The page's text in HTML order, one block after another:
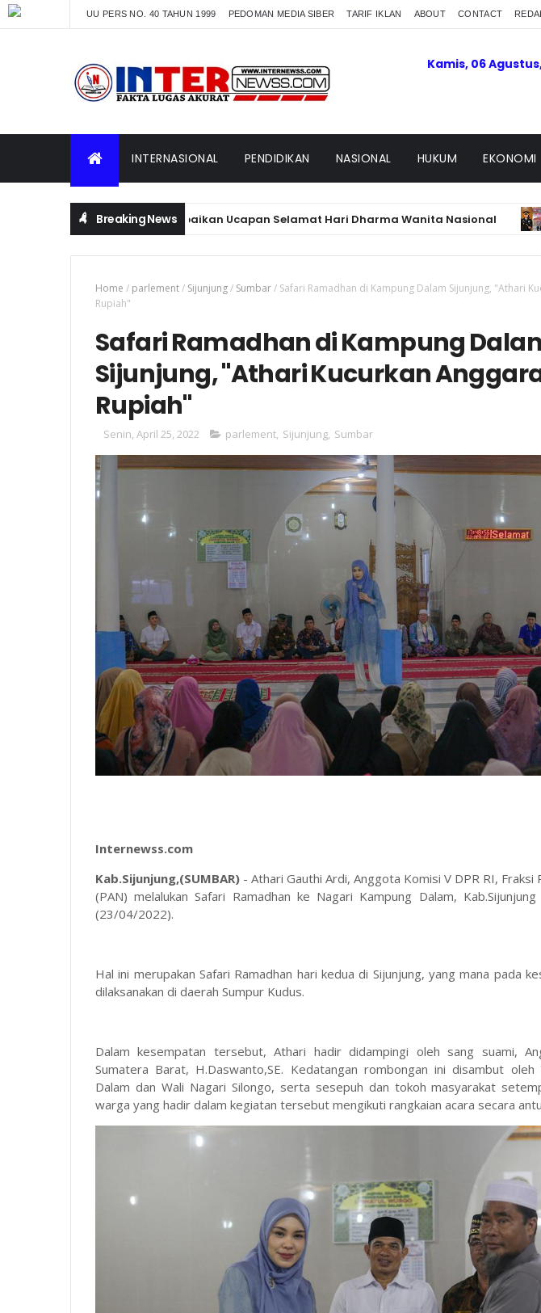
UU PERS NO. 40 TAHUN 1999 PEDOMAN MEDIA SIBER TARIF IKLAN ABOUT CONTACT
Kamis, 06
INTERNASIONAL PENDIDIKAN NASIONAL HUKUM EKONOMI
Breaking News
Yudho Huntoro Sampaikan Ucapan Selamat Hari Dharma Wanita Nasional
Home / parlement/ Sijunjung/ Sumbar/ Safari Ramadhan di Kampung Dalam Sijunjung, "Athari
Rupiah"
Safari Ramadhan di Kampung
Sijunjung, "Athari Kucurkan
Rupiah"
Senin, April 25, 2022 parlement, Sijunjung, Sumbar
Internewss.com
Kab.Sijunjung,(SUMBAR) - Athari Gauthi Ardi, Anggota Komisi V DPR RI, Fraksi
(PAN) melalukan Safari Ramadhan ke Nagari Kampung Dalam,
(23/04/2022).
Hal ini merupakan Safari Ramadhan hari kedua di Sijunjung, yang mana pada
dilaksanakan di daerah Sumpur Kudus.
Dalam kesempatan tersebut, Athari hadir didampingi oleh sang suami,
Sumatera Barat, H.Daswanto,SE. Kedatangan rombongan ini disambut oleh
Dalam dan Wali Nagari Silongo, serta sesepuh dan tokoh masyarakat
warga yang hadir dalam kegiatan tersebut mengikuti rangkaian acara secara